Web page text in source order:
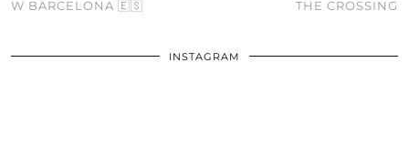
W BARCELONA 🇪🇸
THE CROSSING
INSTAGRAM